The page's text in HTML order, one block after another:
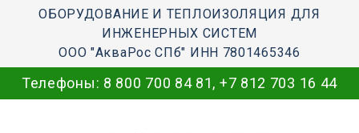
ОБОРУДОВАНИЕ И ТЕПЛОИЗОЛЯЦИЯ ДЛЯ
ИНЖЕНЕРНЫХ СИСТЕМ
ООО "АкваРос СПб" ИНН 7801465346
Телефоны: 8 800 700 84 81, +7 812 703 16 44